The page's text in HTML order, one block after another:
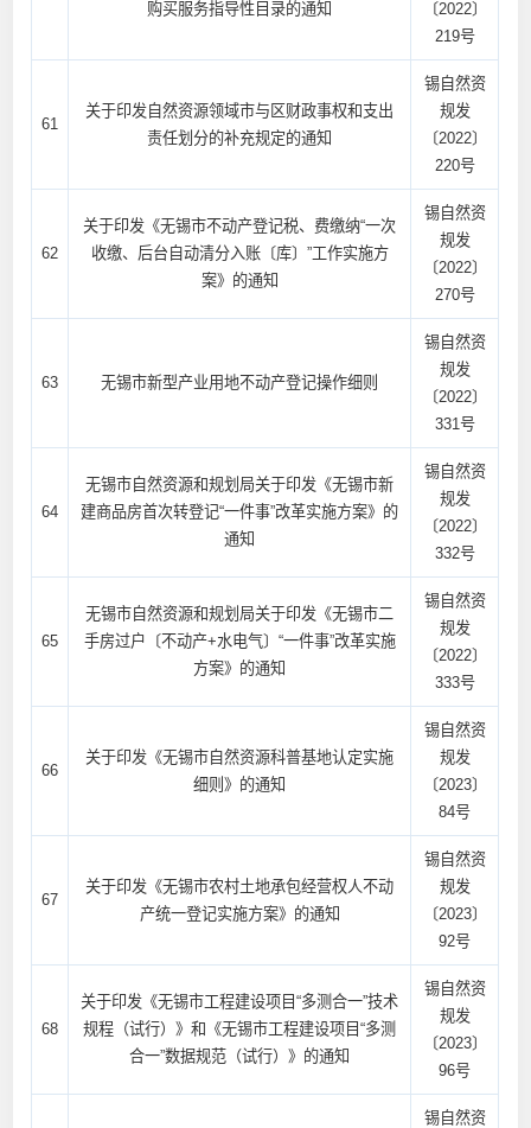
购买服务指导性目录的通知
〔2022〕
219号
61
关于印发自然资源领域市与区财政事权和支出
责任划分的补充规定的通知
锡自然资
规发
〔2022〕
220号
62
关于印发《无锡市不动产登记税、费缴纳“一次
收缴、后台自动清分入账〔库〕”工作实施方
案》的通知
锡自然资
规发
〔2022〕
270号
63 无锡市新型产业用地不动产登记操作细则
锡自然资
规发
〔2022〕
331号
64
无锡市自然资源和规划局关于印发《无锡市新
建商品房首次转登记“一件事”改革实施方案》的
通知
锡自然资
规发
〔2022〕
332号
65
无锡市自然资源和规划局关于印发《无锡市二
手房过户〔不动产+水电气〕“一件事”改革实施
方案》的通知
锡自然资
规发
〔2022〕
333号
66
关于印发《无锡市自然资源科普基地认定实施
细则》的通知
锡自然资
规发
〔2023〕
84号
67
关于印发《无锡市农村土地承包经营权人不动
产统一登记实施方案》的通知
锡自然资
规发
〔2023〕
92号
68
关于印发《无锡市工程建设项目“多测合一”技术
规程（试行）》和《无锡市工程建设项目“多测
合一”数据规范（试行）》的通知
锡自然资
规发
〔2023〕
96号
锡自然资